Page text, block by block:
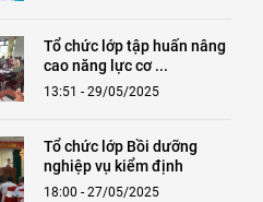
Tổ chức lớp tập huấn nâng
cao năng lực cơ ...
13:51 - 29/05/2025
Tổ chức lớp Bồi dưỡng
nghiệp vụ kiểm định
18:00 - 27/05/2025